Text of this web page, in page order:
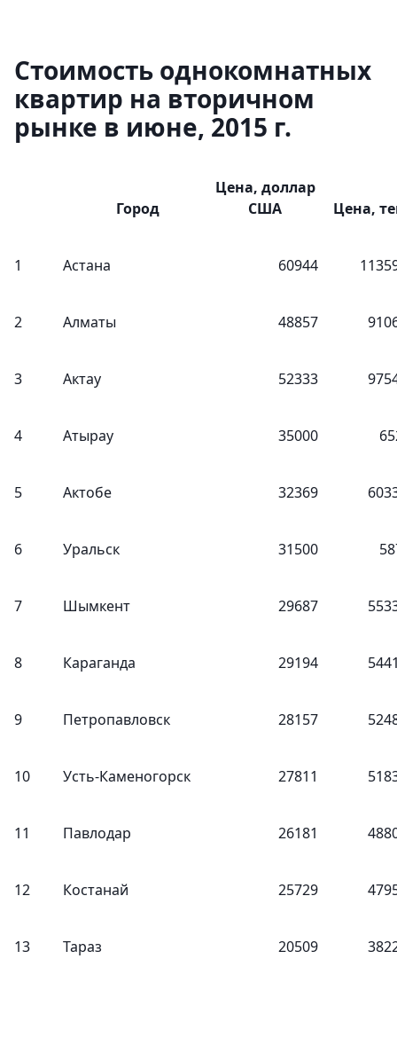
Стоимость однокомнатных
квартир на вторичном
рынке в июне, 2015 г.
Город
Цена, доллар
США
Цена,
1 Астана 60944
2 Алматы 48857
3 Актау 52333
4 Атырау 35000
5 Актобе 32369
6 Уральск 31500
7 Шымкент 29687
8 Караганда 29194
9 Петропавловск 28157
10 Усть-Каменогорск 27811
11 Павлодар 26181
12 Костанай 25729
13 Тараз 20509